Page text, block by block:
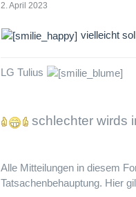
2. April 2023
vielleicht
LG Tulius
schlechter wirds
Alle Mitteilungen in diesem
Tatsachenbehauptung. Hier